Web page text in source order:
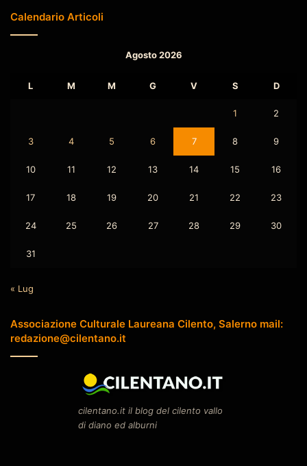
Calendario Articoli
Agosto 2026
L M M G V S D
1 2
3 4 5 6 7 8 9
10 11 12 13 14 15 16
17 18 19 20 21 22 23
24 25 26 27 28 29 30
31
« Lug
Associazione Culturale Laureana Cilento, Salerno mail:
redazione@cilentano.it
cilentano.it il blog del cilento vallo
di diano ed alburni